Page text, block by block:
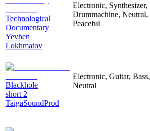
Technological
Documentary
Yevhen
Lokhmatov
Electronic, Synthesizer,
Drummachine, Neutral,
Peaceful
Blackhole
short 2
TaigaSoundProd
Electronic, Guitar, Bass,
Neutral